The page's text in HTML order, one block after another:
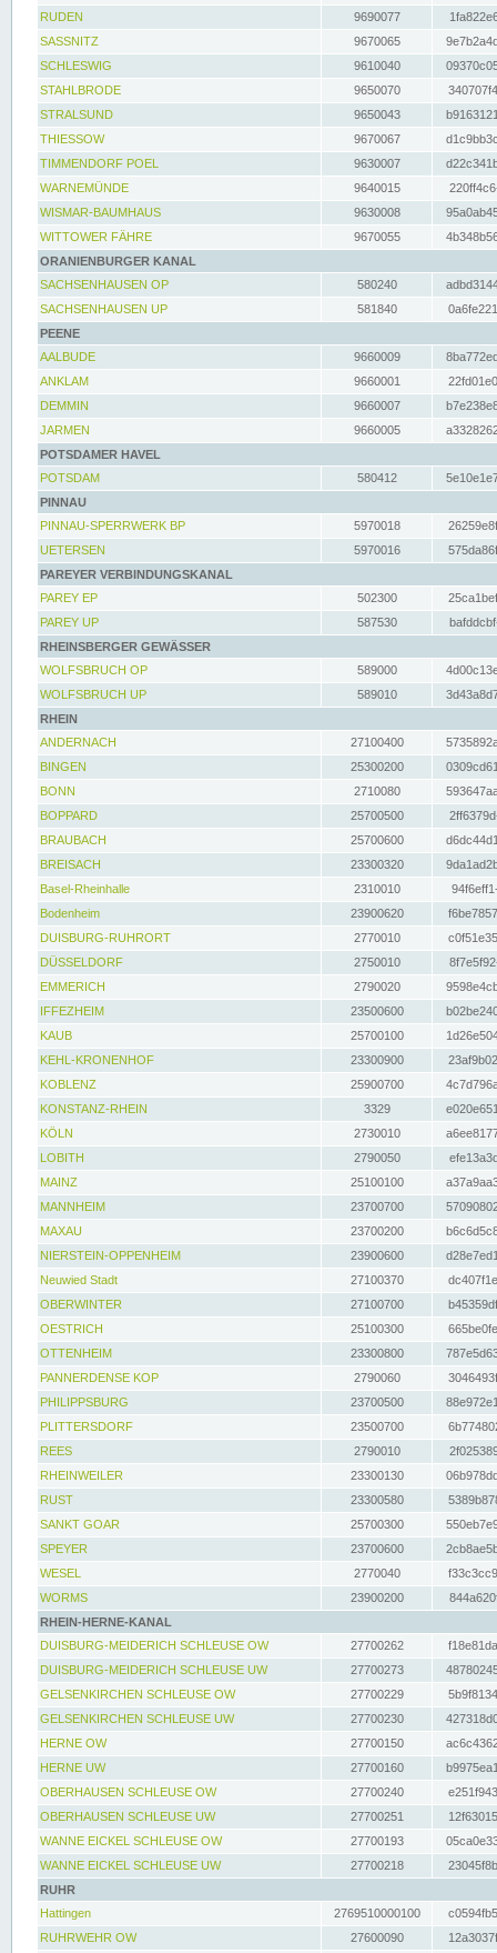
RUDEN
9690077
SASSNITZ
9670065
SCHLESWIG
9610040
STAHLBRODE
9650070
STRALSUND
9650043
THIESSOW
9670067
TIMMENDORF POEL
9630007
WARNEMÜNDE
9640015
WISMAR-BAUMHAUS
9630008
WITTOWER FÄHRE
9670055
ORANIENBURGER KANAL
SACHSENHAUSEN OP
580240
SACHSENHAUSEN UP
581840
PEENE
AALBUDE
9660009
ANKLAM
9660001
DEMMIN
9660007
JARMEN
9660005
POTSDAMER HAVEL
POTSDAM
580412
PINNAU
PINNAU-SPERRWERK BP
5970018
UETERSEN
5970016
PAREYER VERBINDUNGSKANAL
PAREY EP
502300
PAREY UP
587530
RHEINSBERGER GEWÄSSER
WOLFSBRUCH OP
589000
WOLFSBRUCH UP
589010
RHEIN
ANDERNACH
27100400
BINGEN
25300200
BONN
2710080
BOPPARD
25700500
BRAUBACH
25700600
BREISACH
23300320
Basel-Rheinhalle
2310010
Bodenheim
23900620
DUISBURG-RUHRORT
2770010
DÜSSELDORF
2750010
EMMERICH
2790020
IFFEZHEIM
23500600
KAUB
25700100
KEHL-KRONENHOF
23300900
KOBLENZ
25900700
KONSTANZ-RHEIN
3329
KÖLN
2730010
LOBITH
2790050
MAINZ
25100100
MANNHEIM
23700700
MAXAU
23700200
NIERSTEIN-OPPENHEIM
23900600
Neuwied Stadt
27100370
OBERWINTER
27100700
OESTRICH
25100300
OTTENHEIM
23300800
PANNERDENSE KOP
2790060
PHILIPPSBURG
23700500
PLITTERSDORF
23500700
REES
2790010
RHEINWEILER
23300130
RUST
23300580
SANKT GOAR
25700300
SPEYER
23700600
WESEL
2770040
WORMS
23900200
RHEIN-HERNE-KANAL
DUISBURG-MEIDERICH SCHLEUSE OW
27700262
DUISBURG-MEIDERICH SCHLEUSE UW
27700273
GELSENKIRCHEN SCHLEUSE OW
27700229
GELSENKIRCHEN SCHLEUSE UW
27700230
HERNE OW
27700150
HERNE UW
27700160
OBERHAUSEN SCHLEUSE OW
27700240
OBERHAUSEN SCHLEUSE UW
27700251
WANNE EICKEL SCHLEUSE OW
27700193
WANNE EICKEL SCHLEUSE UW
27700218
RUHR
Hattingen
2769510000100
RUHRWEHR OW
27600090